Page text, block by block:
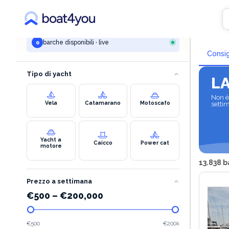
LA TUA RICERCA
kukljica
0 barche disponibili · live
Tipo di yacht
Vela Catamarano Motoscafo
Yacht a
motore
Caicco Power cat
Prezzo a settimana
€500 – €200,000
€500 €200k
Non
13.838